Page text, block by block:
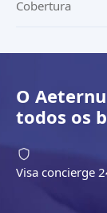
Cobertura
O
todos os
Visa concierge